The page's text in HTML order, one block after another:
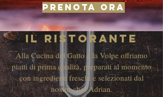
PRENOTA ORA
Il Ristorante
Alla Cucina del Gatto e la Volpe offriamo
piatti di prima qualità, preparati al momento
con ingredienti freschi e selezionati dal
nostro chef Adrian.